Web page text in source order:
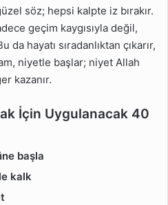
söz; hepsi kalpte iz bırakır.
geçim kaygısıyla değil,
hayatı sıradanlıktan çıkarır,
niyetle başlar; niyet Allah
kazanır.
İçin Uygulanacak 40
başla
kalk